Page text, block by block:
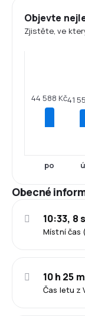
Objevte
Zjistěte, ve
44 588 Kč
po
41
Obecné
Místní čas
10:33, 8
Čas letu z
10 h 25